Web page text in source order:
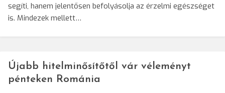
segíti, hanem jelentősen befolyásolja az érzelmi egészséget
is. Mindezek mellett…
Újabb hitelminősítőtől vár véleményt
pénteken Románia